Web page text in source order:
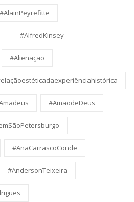
#AlainPeyrefitte
#AlfredKinsey
#Alienação
#AmãodeDeus
#AnaCarrascoConde
#AndersonTeixeira